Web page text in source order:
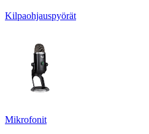
Kilpaohjauspyörät
Mikrofonit